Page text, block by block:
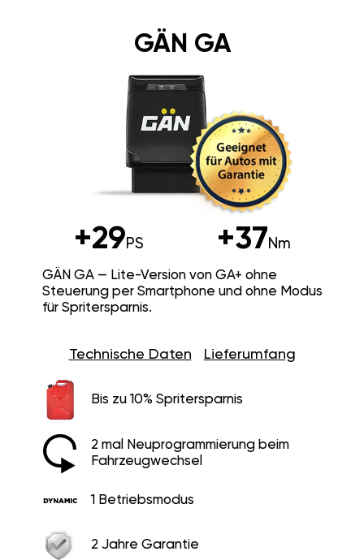
GÄN GA
+29PS +37Nm
GÄN GA — Lite-Version von GA+ ohne
Steuerung per Smartphone und ohne Modus
für Spritersparnis.
Technische Daten Lieferumfang
Bis zu 10% Spritersparnis
2 mal Neuprogrammierung beim
Fahrzeugwechsel
1 Betriebsmodus
2 Jahre Garantie